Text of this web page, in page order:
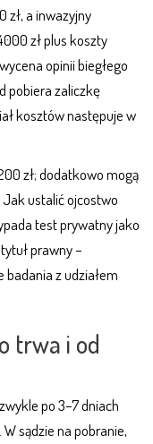
zł, a inwazyjny
zł plus koszty
opinii biegłego
pobiera zaliczkę
kosztów następuje w
zł; dodatkowo mogą
ustalić ojcostwo
test prywatny jako
prawny –
z udziałem
trwa i od
po 3–7 dniach
sądzie na pobranie,